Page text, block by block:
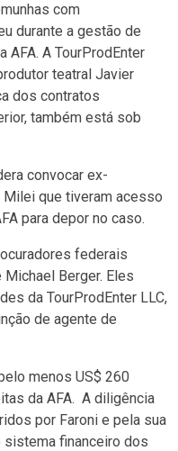
com
durante a gestão de
AFA. A TourProdEnter
teatral Javier
dos contratos
também está sob
convocar ex-
que tiveram acesso
para depor no caso.
federais
Michael Berger. Eles
da TourProdEnter LLC,
de agente de
menos US$ 260
da AFA. A diligência
por Faroni e pela sua
sistema financeiro dos